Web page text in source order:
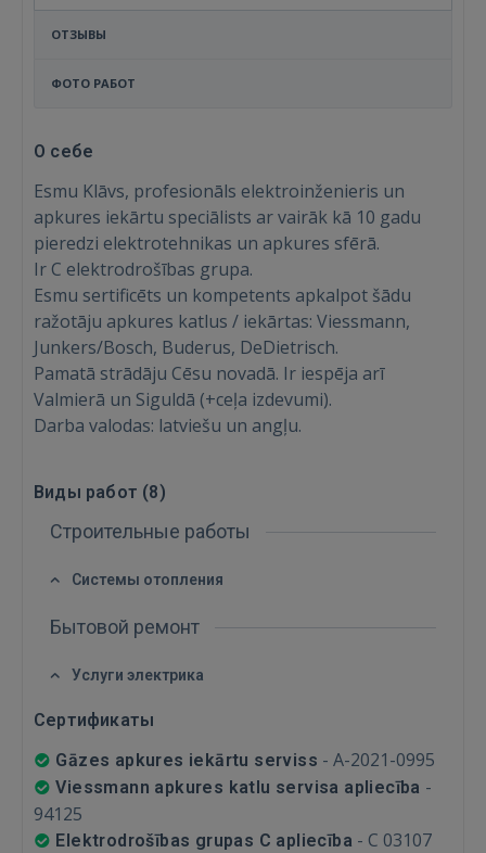
Войти
Забыли пароль? Запомнить?
FACEBOOK
ОТЗЫВЫ
ФОТО РАБОТ
О себе
Esmu Klāvs, profesionāls elektroinženieris un
apkures iekārtu speciālists ar vairāk kā 10 gadu
pieredzi elektrotehnikas un apkures sfērā.
Ir C elektrodrošības grupa.
Esmu sertificēts un kompetents apkalpot šādu
ražotāju apkures katlus / iekārtas: Viessmann,
Junkers/Bosch, Buderus, DeDietrisch.
Pamatā strādāju Cēsu novadā. Ir iespēja arī
Valmierā un Siguldā (+ceļa izdevumi).
Darba valodas: latviešu un angļu.
Виды работ (8)
Строительные работы
Системы отопления
Бытовой ремонт
Услуги электрика
Сертификаты
Gāzes apkures iekārtu serviss - A-2021-0995
Viessmann apkures katlu servisa apliecība -
94125
Elektrodrošības grupas C apliecība - C 03107